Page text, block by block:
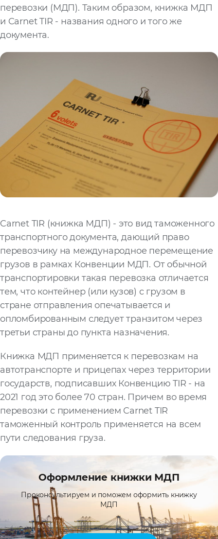
перевозки (МДП). Таким образом, книжка МДП
и Carnet TIR - названия одного и того же
документа.
Carnet TIR (книжка МДП) - это вид таможенного
транспортного документа, дающий право
перевозчику на международное перемещение
грузов в рамках Конвенции МДП. От обычной
транспортировки такая перевозка отличается
тем, что контейнер (или кузов) с грузом в
стране отправления опечатывается и
опломбированным следует транзитом через
третьи страны до пункта назначения.
Книжка МДП применяется к перевозкам на
автотранспорте и прицепах через территории
государств, подписавших Конвенцию TIR - на
2021 год это более 70 стран. Причем во время
перевозки с применением Carnet TIR
таможенный контроль применяется на всем
пути следования груза.
Оформление книжки МДП
Проконсультируем и поможем оформить книжку
МДП